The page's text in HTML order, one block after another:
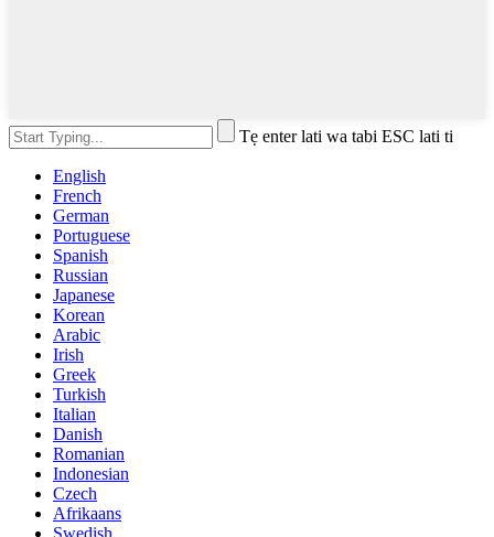
Tẹ enter lati wa tabi ESC lati ti
English
French
German
Portuguese
Spanish
Russian
Japanese
Korean
Arabic
Irish
Greek
Turkish
Italian
Danish
Romanian
Indonesian
Czech
Afrikaans
Swedish